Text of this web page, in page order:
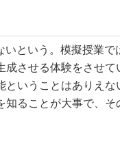
という。模擬授業で
成させる体験をさせて
いうことはありえな
ることが大事で、そ